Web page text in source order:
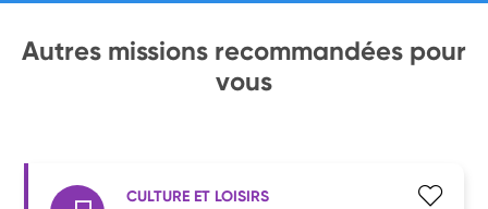
Autres missions recommandées pour
vous
CULTURE ET LOISIRS